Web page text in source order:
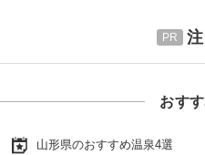
おす
山形県のおすすめ温泉4選